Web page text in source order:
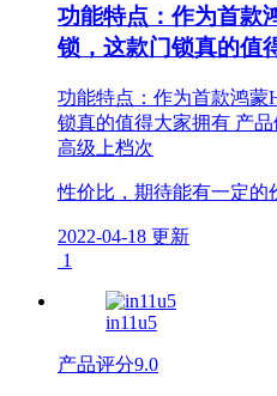
功能特点：作为首款
锁，这款门锁真的值
功能特点：作为首款鸿蒙
锁真的值得大家拥有 产
高级上档次
性价比，期待能有一定的
2022-04-18 更新
1
in11u5
产品评分9.0